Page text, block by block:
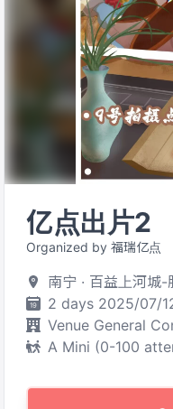
亿点出片2
Organized by 福瑞亿点
南宁 · 百益上河城-
2 days 2025/07/
Venue General
A Mini (0-100